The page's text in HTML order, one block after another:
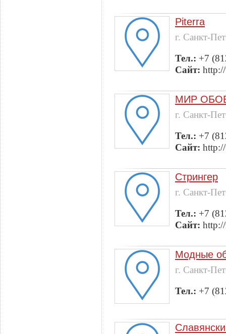
Piterra
г. Санкт-
Тел.: +7
Сайт:
МИР
г. Санкт-
Тел.: +7
Сайт:
Стрингер
г. Санкт-
Тел.: +7
Сайт:
Модные
г. Санкт-
Тел.: +7